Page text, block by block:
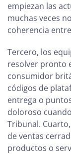
empiezan las
muchas veces
coherencia
Tercero, los
resolver pronto
consumidor
códigos de
entrega o
doloroso
Tribunal.
de ventas
productos o